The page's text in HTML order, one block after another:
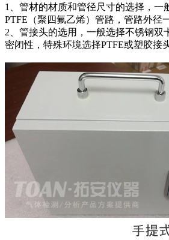
1、管材的材质和管径尺寸的选择，一
PTFE（聚四氟乙烯）管路，管路外径
2、管接头的选用，一般选择不锈钢双
密闭性，特殊环境选择PTFE或塑胶接头